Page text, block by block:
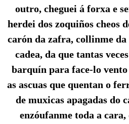
outro, cheguei á forxa e
herdei dos zoquiños cheos
carón da zafra, collinme da
cadea, da que tantas
barquín para face-lo vento
as ascuas que quentan o
de muxicas apagadas do
enzóufanme toda a